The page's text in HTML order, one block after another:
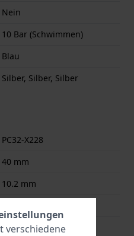
Nein
10 Bar (Schwimmen)
Blau
Silber, Silber, Silber
PC32-X228
40 mm
10.2 mm
Rund
verschiedene